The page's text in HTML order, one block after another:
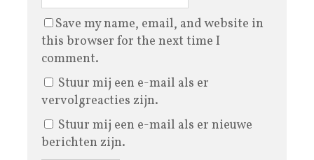
Save my name, email, and website in
this browser for the next time I
comment.
Stuur mij een e-mail als er
vervolgreacties zijn.
Stuur mij een e-mail als er nieuwe
berichten zijn.